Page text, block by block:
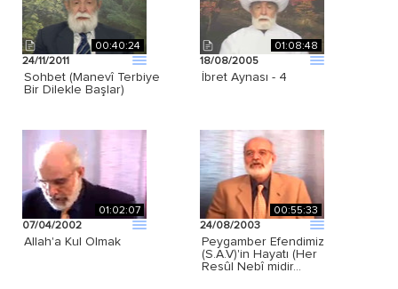
00:40:24
24/11/2011
Sohbet (Manevî Terbiye
Bir Dilekle Başlar)
01:08:48
18/08/2005
İbret Aynası - 4
01:02:07
07/04/2002
Allah'a Kul Olmak
00:55:33
24/08/2003
Peygamber Efendimiz
(S.A.V)'in Hayatı (Her
Resûl Nebî midir…